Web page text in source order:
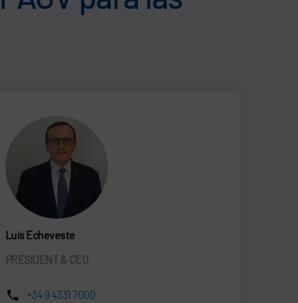
Luis Echeveste
PRESIDENT & CEO
+34 9 4331 7000